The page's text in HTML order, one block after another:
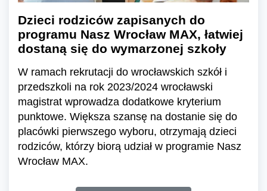
Dzieci rodziców zapisanych do
programu Nasz Wrocław MAX, łatwiej
dostaną się do wymarzonej szkoły
W ramach rekrutacji do wrocławskich szkół i
przedszkoli na rok 2023/2024 wrocławski
magistrat wprowadza dodatkowe kryterium
punktowe. Większa szansę na dostanie się do
placówki pierwszego wyboru, otrzymają dzieci
rodziców, którzy biorą udział w programie Nasz
Wrocław MAX.